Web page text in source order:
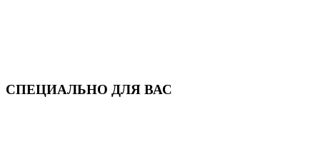
СПЕЦИАЛЬНО ДЛЯ ВАС